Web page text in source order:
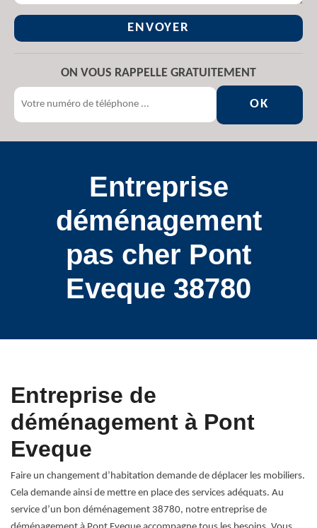
ON VOUS RAPPELLE GRATUITEMENT
Entreprise
déménagement
pas cher Pont
Eveque 38780
Entreprise de
déménagement à Pont
Eveque
Faire un changement d’habitation demande de déplacer les mobiliers.
Cela demande ainsi de mettre en place des services adéquats. Au
service d’un bon déménagement 38780, notre entreprise de